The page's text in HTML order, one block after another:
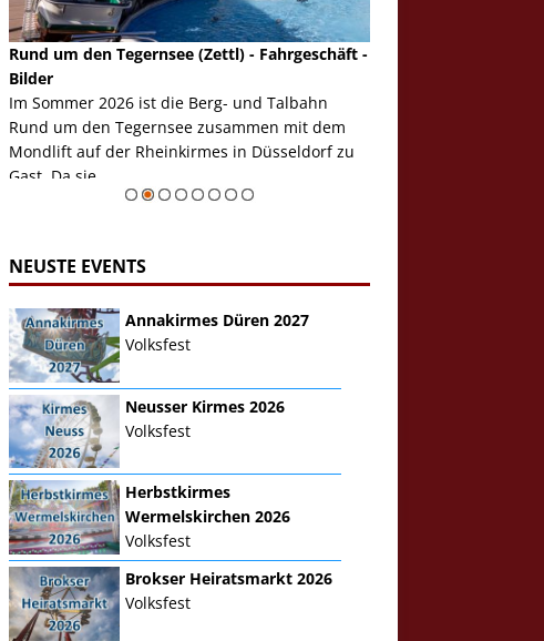
Rund um den Tegernsee (Zettl) - Fahrgeschäft -
Bilder
Im Sommer 2026 ist die Berg- und Talbahn
Rund um den Tegernsee zusammen mit dem
Mondlift auf der Rheinkirmes in Düsseldorf zu
Gast. Da sie ...
NEUSTE EVENTS
Annakirmes Düren 2027
Volksfest
Neusser Kirmes 2026
Volksfest
Herbstkirmes
Wermelskirchen 2026
Volksfest
Brokser Heiratsmarkt 2026
Volksfest